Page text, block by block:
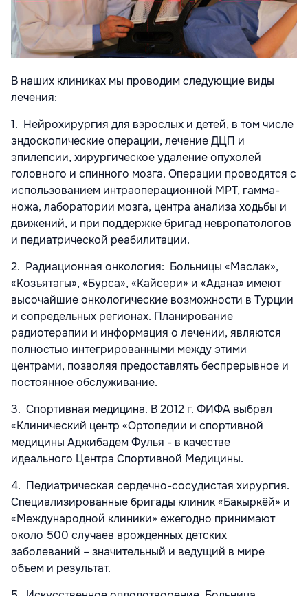
В наших клиниках мы проводим следующие виды
лечения:
1. Нейрохирургия для взрослых и детей, в том числе
эндоскопические операции, лечение ДЦП и
эпилепсии, хирургическое удаление опухолей
головного и спинного мозга. Операции проводятся с
использованием интраоперационной МРТ, гамма-
ножа, лаборатории мозга, центра анализа ходьбы и
движений, и при поддержке бригад невропатологов
и педиатрической реабилитации.
2. Радиационная онкология: Больницы «Маслак»,
«Козъятагы», «Бурса», «Кайсери» и «Адана» имеют
высочайшие онкологические возможности в Турции
и сопредельных регионах. Планирование
радиотерапии и информация о лечении, являются
полностью интегрированными между этими
центрами, позволяя предоставлять беспрерывное и
постоянное обслуживание.
3. Спортивная медицина. В 2012 г. ФИФА выбрал
«Клинический центр «Ортопедии и спортивной
медицины Аджибадем Фулья - в качестве
идеального Центра Спортивной Медицины.
4. Педиатрическая сердечно-сосудистая хирургия.
Специализированные бригады клиник «Бакыркёй» и
«Международной клиники» ежегодно принимают
около 500 случаев врожденных детских
заболеваний – значительный и ведущий в мире
объем и результат.